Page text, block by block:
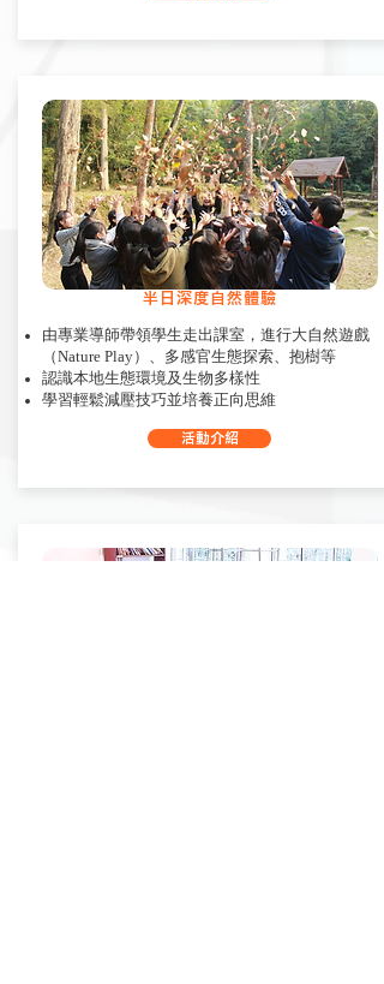
半日深度自然體驗
由專業導師帶領學生走出課室，進行大自然遊戲
（Nature Play）、多感官生態探索、抱樹等
認識本地生態環境及生物多樣性
學習輕鬆減壓技巧並培養正向思維
活動介紹